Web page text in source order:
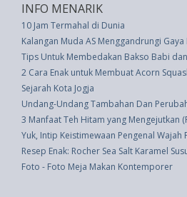
INFO MENARIK
10 Jam Termahal di Dunia
Kalangan Muda AS Menggandrungi Gaya
Tips Untuk Membedakan Bakso Babi dan
2 Cara Enak untuk Membuat Acorn
Sejarah Kota Jogja
Undang-Undang Tambahan Dan
3 Manfaat Teh Hitam yang Mengejutkan
Yuk, Intip Keistimewaan Pengenal Wajah
Resep Enak: Rocher Sea Salt Karamel
Foto - Foto Meja Makan Kontemporer